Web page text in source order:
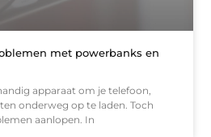
met powerbanks en
apparaat om je telefoon,
onderweg op te laden. Toch
aanlopen. In